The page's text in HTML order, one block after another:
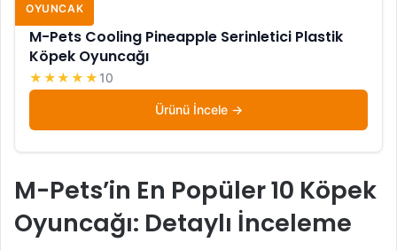
OYUNCAK
M-Pets Cooling Pineapple Serinletici Plastik
Köpek Oyuncağı
★★★★★ 10
Ürünü İncele
M-Pets’in En Popüler 10 Köpek
Oyuncağı: Detaylı İnceleme